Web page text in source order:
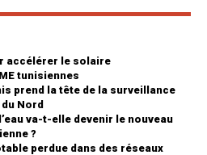
accélérer le solaire
tunisiennes
prend la tête de la surveillance
Nord
va-t-elle devenir le nouveau
?
perdue dans des réseaux